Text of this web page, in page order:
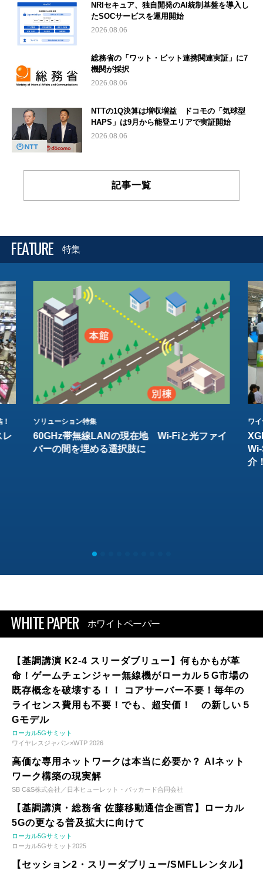
NRIセキュア、独自開発のAI統制基盤を導入し
たSOCサービスを運用開始
2026.08.06
総務省の「ワット・ビット連携関連実証」に7
機関が採択
2026.08.06
NTTの1Q決算は増収増益 ドコモの「気球型
HAPS」は9月から能登エリアで実証開始
2026.08.06
記事一覧
FEATURE 特集
レ
ソリューション特集
60GHz帯無線LANの現在地 Wi-Fiと光ファイ
バーの間を埋める選択肢に
ワ
介
WHITE PAPER ホワイトペーパー
【基調講演 K2-4 スリーダブリュー】何もかもが革
命！ゲームチェンジャー無線機がローカル５G市場の
既存概念を破壊する！！ コアサーバー不要！毎年の
ライセンス費用も不要！でも、超安価！ の新しい５
Gモデル
ローカル5Gサミット
ワイヤレスジャパン×WTP 2026
高価な専用ネットワークは本当に必要か？ AIネット
ワーク構築の現実解
SB C&S株式会社／日本ヒューレット・パッカード合同会社
【基調講演・総務省 佐藤移動通信企画官】ローカル
5Gの更なる普及拡大に向けて
ローカル5Gサミット
ローカル5Gサミット2025
【セッション2・スリーダブリュー/SMFLレンタル】